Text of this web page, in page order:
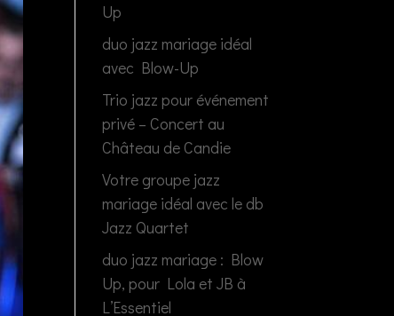
Up
duo jazz mariage idéal
avec Blow-Up
Trio jazz pour événement
privé – Concert au
Château de Candie
Votre groupe jazz
mariage idéal avec le db
Jazz Quartet
duo jazz mariage : Blow
Up, pour Lola et JB à
L’Essentiel